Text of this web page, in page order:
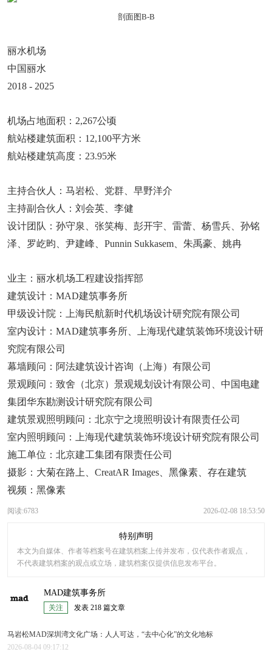
剖面图B-B
丽水机场
中国丽水
2018 - 2025
机场占地面积：2,267公顷
航站楼建筑面积：12,100平方米
航站楼建筑高度：23.95米
主持合伙人：马岩松、党群、早野洋介
主持副合伙人：刘会英、李健
设计团队：孙守泉、张笑梅、彭开宇、雷蕾、杨雪兵、孙铭
泽、罗屹昀、尹建峰、Punnin Sukkasem、朱禹豪、姚冉
业主：丽水机场工程建设指挥部
建筑设计：MAD建筑事务所
甲级设计院：上海民航新时代机场设计研究院有限公司
室内设计：MAD建筑事务所、上海现代建筑装饰环境设计研
究院有限公司
幕墙顾问：阿法建筑设计咨询（上海）有限公司
景观顾问：致舍（北京）景观规划设计有限公司、中国电建
集团华东勘测设计研究院有限公司
建筑景观照明顾问：北京宁之境照明设计有限责任公司
室内照明顾问：上海现代建筑装饰环境设计研究院有限公司
施工单位：北京建工集团有限责任公司
摄影：大菊在路上、CreatAR Images、黑像素、存在建筑
视频：黑像素
阅读:6783 2026-02-08 18:53:50
特别声明
本文为自媒体、作者等档案号在建筑档案上传并发布，仅代表作者观点，
不代表建筑档案的观点或立场，建筑档案仅提供信息发布平台。
MAD建筑事务所
关注 发表 218 篇文章
马岩松MAD深圳湾文化广场：人人可达，“去中心化”的文化地标
2026-08-04 09:17:12